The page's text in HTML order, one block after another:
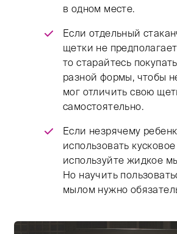
в одном месте.
Если отдельный
щетки не
то старайтесь
разной формы, чтобы
мог отличить свою
самостоятельно.
Если незрячему
использовать
используйте жидкое
Но научить
мылом нужно